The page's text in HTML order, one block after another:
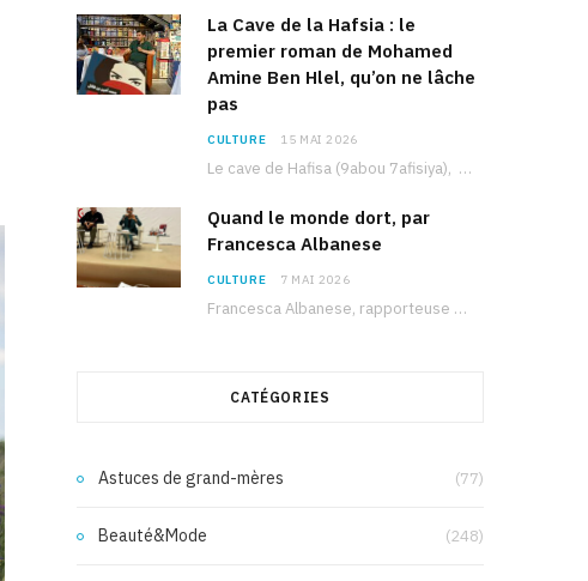
La Cave de la Hafsia : le
premier roman de Mohamed
Amine Ben Hlel, qu’on ne lâche
pas
CULTURE 15 MAI 2026
Le cave de Hafisa (9abou 7afisiya), premier roman du journaliste tunisien Mohamed Amine Ben Hlel,…
Quand le monde dort, par
Francesca Albanese
CULTURE 7 MAI 2026
Francesca Albanese, rapporteuse spéciale de l’ONU sur les territoires palestiniens occupés, était à Tunis pour…
CATÉGORIES
Astuces de grand-mères (77)
Beauté&Mode (248)